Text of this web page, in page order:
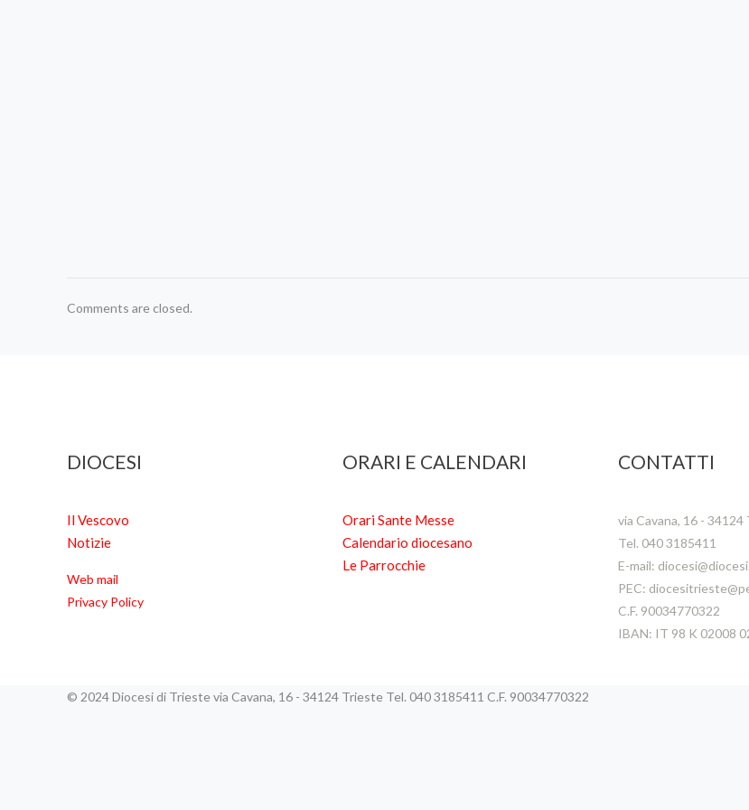
Comments are closed.
DIOCESI
Il Vescovo
Notizie
Web mail
Privacy Policy
ORARI E CALENDARI
Orari Sante Messe
Calendario diocesano
Le Parrocchie
CONTATTI
via Cavana, 16 - 34124
Tel. 040 3185411
E-mail:
PEC:
C.F. 90034770322
IBAN: IT 98 K 02008
© 2024 Diocesi di Trieste via Cavana, 16 - 34124 Trieste Tel. 040 3185411 C.F. 90034770322